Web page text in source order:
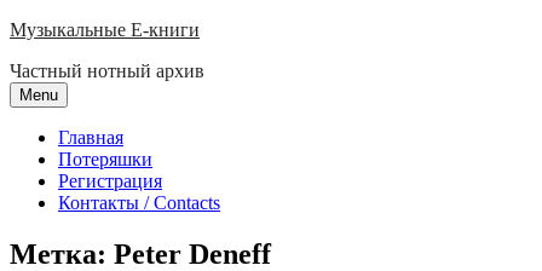
Skip
content
Музыкальные E-книги
Частный нотный архив
Menu
Главная
Потеряшки
Регистрация
Контакты / Contacts
Метка: Peter Deneff